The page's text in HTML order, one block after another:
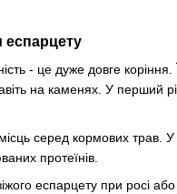
еспарцету
- це дуже довге
на каменях. У перший
серед кормових трав. У
протеїнів.
еспарцету при росі